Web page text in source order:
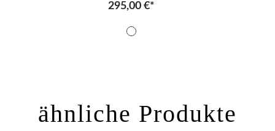
295,00 €*
ähnliche Produkte